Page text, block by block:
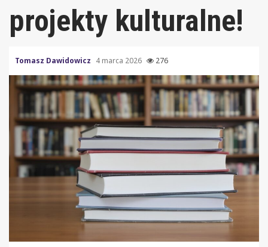
projekty kulturalne!
Tomasz Dawidowicz 4 marca 2026 276